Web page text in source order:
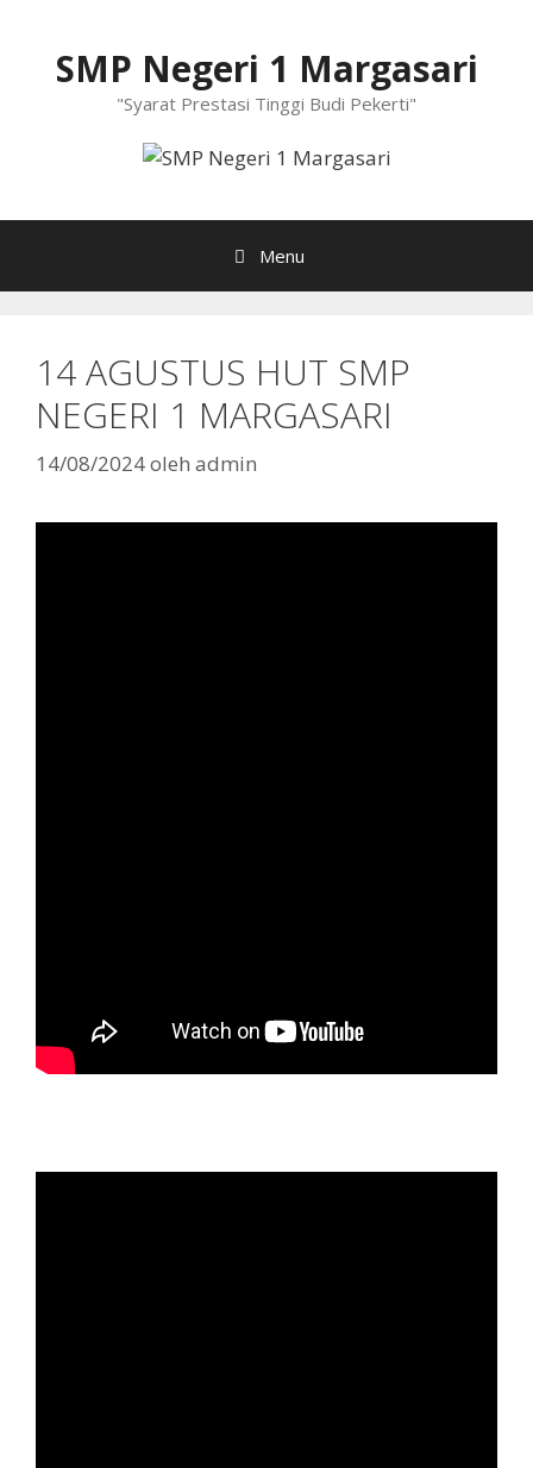
SMP Negeri 1 Margasari
"Syarat Prestasi Tinggi Budi Pekerti"
Menu
14 AGUSTUS HUT SMP
NEGERI 1 MARGASARI
14/08/2024oleh admin